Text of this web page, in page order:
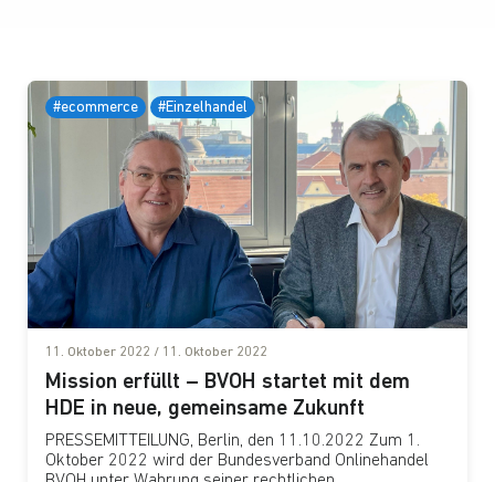
#ecommerce #Einzelhandel
11. Oktober 2022 / 11. Oktober 2022
Mission erfüllt – BVOH startet mit dem
HDE in neue, gemeinsame Zukunft
PRESSEMITTEILUNG, Berlin, den 11.10.2022 Zum 1.
Oktober 2022 wird der Bundesverband Onlinehandel